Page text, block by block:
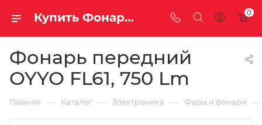
Купить Фонарь передний OYYO FL61, 750 Lm за рублей, а со скидкой 0
Фонарь передний
OYYO FL61, 750 Lm
Главная — Каталог — Электроника — Фары и фонари —